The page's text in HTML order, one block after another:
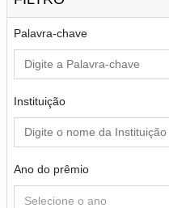
Palavra-chave
Instituição
Ano do prêmio
Selecione o ano